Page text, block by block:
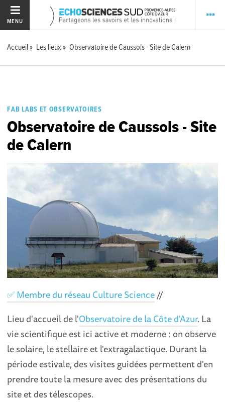
MENU
Accueil Les lieux Observatoire de Caussols - Site de Calern
FAB LABS ET OBSERVATOIRES
Observatoire de Caussols - Site
de Calern
✅ Membre du réseau Culture Science//
Lieu d'accueil de l'Observatoire de la Côte d'Azur. La
vie scientifique est ici active et moderne : on observe
le solaire, le stellaire et l'extragalactique. Durant la
période estivale, des visites guidées permettent d'en
prendre toute la mesure avec des présentations du
site et des télescopes.